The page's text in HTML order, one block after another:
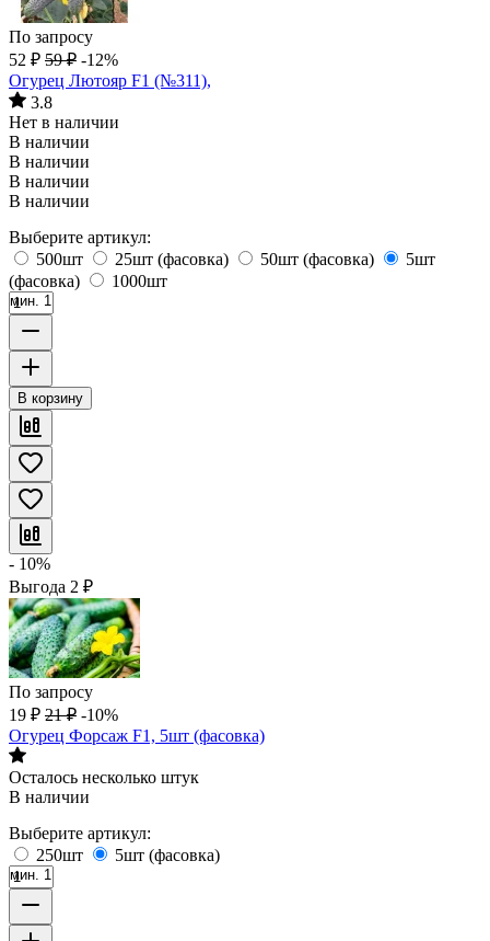
По запросу
52 ₽ 59 ₽ -12%
Огурец Лютояр F1 (№311),
3.8
Нет в наличии
В наличии
В наличии
В наличии
В наличии
Выберите артикул:
500шт
25шт (фасовка) 50шт (фасовка)
5шт
(фасовка)
1000шт
мин. 1
В корзину
- 10%
Выгода 2 ₽
По запросу
19 ₽ 21 ₽ -10%
Огурец Форсаж F1, 5шт (фасовка)
Осталось несколько штук
В наличии
Выберите артикул:
250шт
5шт (фасовка)
мин. 1